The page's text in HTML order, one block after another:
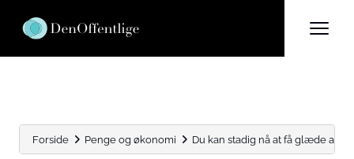
Forside Penge og økonomi Du kan stadig nå at få glæde af